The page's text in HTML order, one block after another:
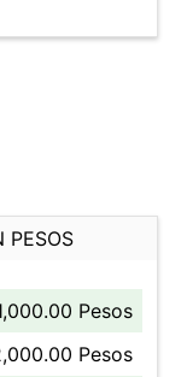
PESOS
Pesos
Pesos